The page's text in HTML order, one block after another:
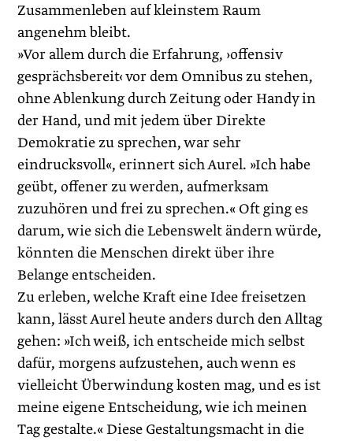
Zusammenleben auf kleinstem Raum
angenehm bleibt.
»Vor allem durch die Erfahrung, ›offensiv
gesprächsbereit‹ vor dem Omnibus zu stehen,
ohne Ablenkung durch Zeitung oder Handy in
der Hand, und mit jedem über Direkte
Demokratie zu sprechen, war sehr
eindrucksvoll«, erinnert sich Aurel. »Ich habe
geübt, offener zu werden, aufmerksam
zuzuhören und frei zu sprechen.« Oft ging es
darum, wie sich die Lebenswelt ändern würde,
könnten die Menschen direkt über ihre
Belange entscheiden.
Zu erleben, welche Kraft eine Idee freisetzen
kann, lässt Aurel heute anders durch den Alltag
gehen: »Ich weiß, ich entscheide mich selbst
dafür, morgens aufzustehen, auch wenn es
vielleicht Überwindung kosten mag, und es ist
meine eigene Entscheidung, wie ich meinen
Tag gestalte.« Diese Gestaltungsmacht in die